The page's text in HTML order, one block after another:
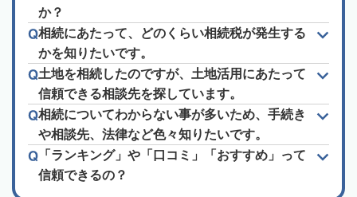
か？
相続にあたって、どのくらい相続税が発生する
かを知りたいです。
土地を相続したのですが、土地活用にあたって
信頼できる相談先を探しています。
相続についてわからない事が多いため、手続き
や相談先、法律など色々知りたいです。
「ランキング」や「口コミ」「おすすめ」って
信頼できるの？